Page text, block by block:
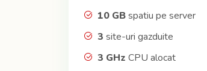
10 GBspatiu pe server
3 site-uri gazduite
3 GHz CPU alocat